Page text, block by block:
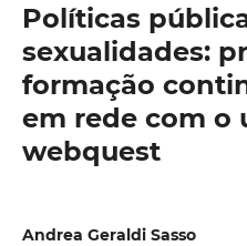
Políticas
sexualidades:
formação
em rede com o
webquest
Andrea Geraldi Sasso